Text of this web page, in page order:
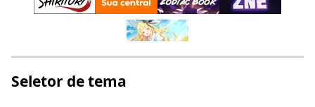
Seletor de tema